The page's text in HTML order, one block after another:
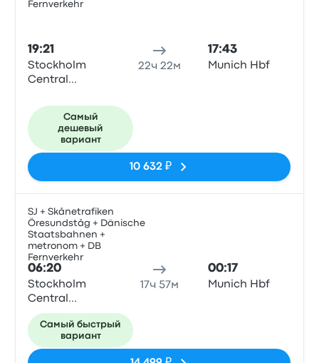
Fernverkehr
19:21
Stockholm
Central
22ч 22м
17:43
Munich Hbf
Самый
дешевый
вариант
10 632 ₽
SJ + Skånetrafiken
Öresundståg + Dänische
Staatsbahnen +
metronom + DB
Fernverkehr
06:20
Stockholm
Central
Station
17ч 57м
00:17
Munich Hbf
Самый быстрый
вариант